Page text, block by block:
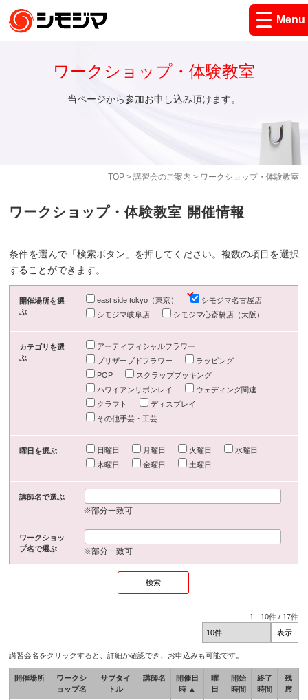
Menu
TOP> 講習会のご案内 > ワークショップ・体験教室
ワークショップ・体験教室
当ページから参加お申し込み頂けます。
ワークショップ・体験教室 開催情報
条件を選んで「検索ボタン」を押してください。複数の項目を選択
することができます。
開催場所を選
ぶ
east side tokyo（東京）
シモジマ名古屋店
シモジマ岐阜店
シモジマ心斎橋店（大阪）
カテゴリを選
ぶ
アーティフィシャルフラワー
プリザーブドフラワー
ラッピング
POP
スクラップブッキング
ハワイアンリボンレイ
ウェディング関連
クラフト
ディスプレイ
その他手芸・工芸
曜日を選ぶ 日曜日 月曜日 火曜日
水曜日
木曜日
金曜日 土曜日
講師名で選ぶ
※部分一致可
ワークショッ
プ名で選ぶ
※部分一致可
1 - 10件 / 17件
講習会名をクリックすると、詳細が確認でき、お申込みも可能です。
開催場所
ワークシ
ョップ名
サブタイ
トル
講師名
開催日
時 ▲
曜
日
開始
時間
終了
時間
残
席